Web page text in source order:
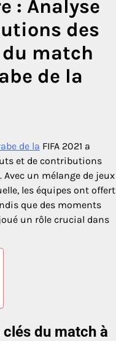
: Analyse
des
match
de la
de la FIFA 2021 a
et de contributions
un mélange de jeux
les équipes ont offert
que des moments
un rôle crucial dans
du match à